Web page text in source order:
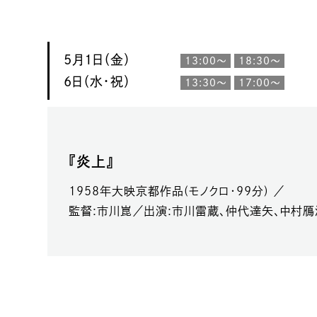
5月1日（金） 13:00～ 18:30～
6日（水・祝） 13:30～ 17:00～
『炎上』
1958年大映京都作品(モノクロ・99分) ／
監督:市川崑／出演:市川雷蔵、仲代達矢、中村